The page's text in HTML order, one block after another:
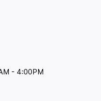
- 4:00PM